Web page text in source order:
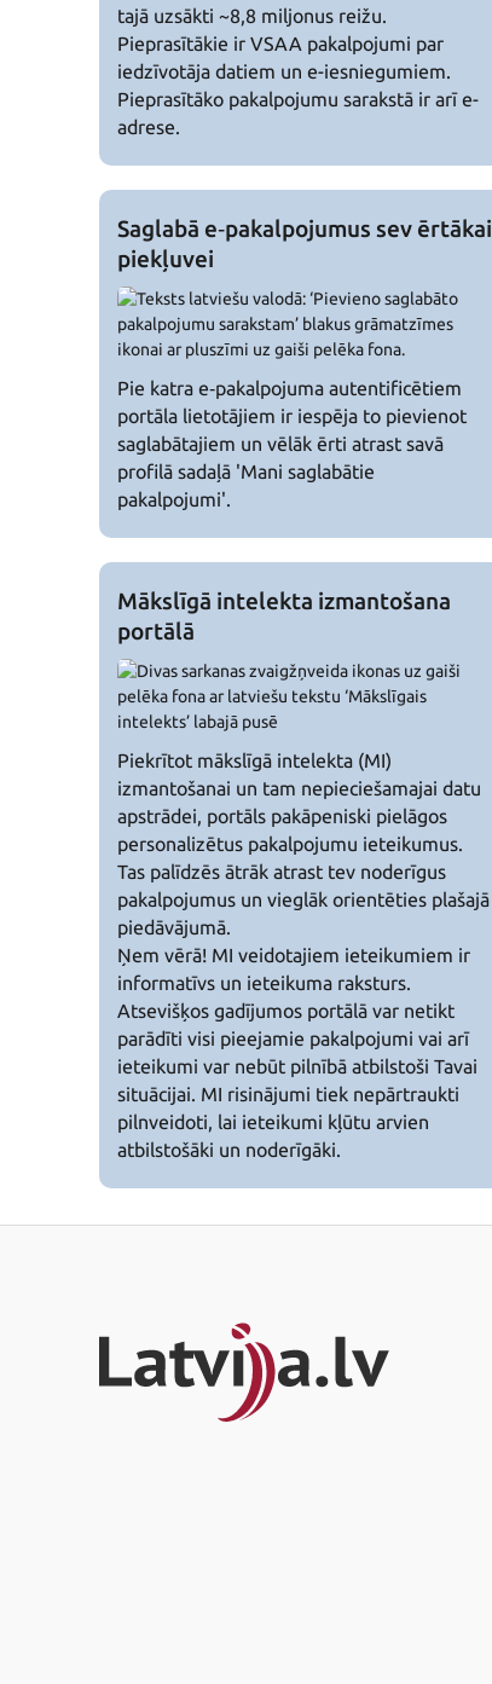
tajā uzsākti ~8,8 miljonus reižu.
Pieprasītākie ir VSAA pakalpojumi par
iedzīvotāja datiem un e-iesniegumiem.
Pieprasītāko pakalpojumu sarakstā ir arī e-
adrese.
Saglabā e‑pakalpojumus sev ērtākai
piekļuvei
Pie katra e‑pakalpojuma autentificētiem
portāla lietotājiem ir iespēja to pievienot
saglabātajiem un vēlāk ērti atrast savā
profilā sadaļā 'Mani saglabātie
pakalpojumi'.
Mākslīgā intelekta izmantošana
portālā
Piekrītot mākslīgā intelekta (MI)
izmantošanai un tam nepieciešamajai datu
apstrādei, portāls pakāpeniski pielāgos
personalizētus pakalpojumu ieteikumus.
Tas palīdzēs ātrāk atrast tev noderīgus
pakalpojumus un vieglāk orientēties plašajā
piedāvājumā.
Ņem vērā! MI veidotajiem ieteikumiem ir
informatīvs un ieteikuma raksturs.
Atsevišķos gadījumos portālā var netikt
parādīti visi pieejamie pakalpojumi vai arī
ieteikumi var nebūt pilnībā atbilstoši Tavai
situācijai. MI risinājumi tiek nepārtraukti
pilnveidoti, lai ieteikumi kļūtu arvien
atbilstošāki un noderīgāki.